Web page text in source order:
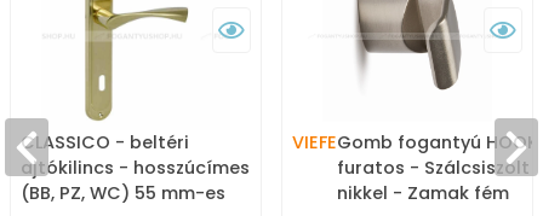
CLASSICO - beltéri
ajtókilincs - hosszúcímes
(BB, PZ, WC) 55 mm-es
VIEFEGomb fogantyú HOOK
furatos - Szálcsiszolt
nikkel - Zamak fém